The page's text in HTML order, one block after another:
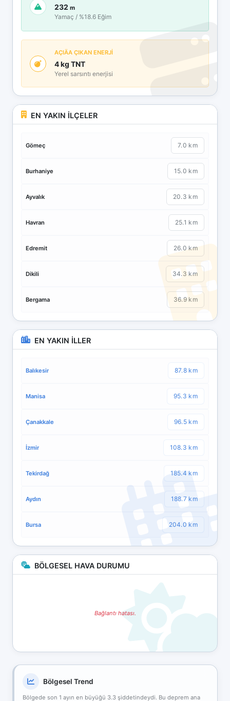
232 m
Yamaç / %18.6 Eğim
AÇIÄA ÇIKAN ENERJİ
4 kg TNT
Yerel sarsıntı enerjisi
EN YAKIN İLÇELER
Gömeç 7.0 km
Burhaniye 15.0 km
Ayvalık 20.3 km
Havran 25.1 km
Edremit 26.0 km
Dikili 34.3 km
Bergama 36.9 km
EN YAKIN İLLER
Balıkesir 87.8 km
Manisa 95.3 km
Çanakkale 96.5 km
İzmir 108.3 km
Tekirdağ 185.4 km
Aydın 188.7 km
Bursa 204.0 km
BÖLGESEL HAVA DURUMU
Bağlantı hatası.
Bölgesel Trend
Bölgede son 1 ayın en büyüğü 3.3 şiddetindeydi. Bu deprem ana